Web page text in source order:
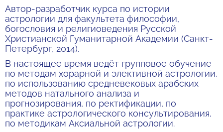
Автор-разработчик курса по истории
астрологии для факультета философии,
богословия и религиоведения Русской
Христианской Гуманитарной Академии (Санкт-
Петербург, 2014).
В настоящее время ведёт групповое обучение
по методам хорарной и элективной астрологии,
по использованию средневековых арабских
методов натального анализа и
прогнозирования, по ректификации, по
практике астрологического консультирования,
по методикам Аксиальной астрологии.